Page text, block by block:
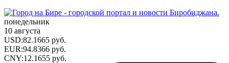
понедельник
10 августа
USD:82.1665 руб.
EUR:94.8366 руб.
CNY:12.1655 руб.